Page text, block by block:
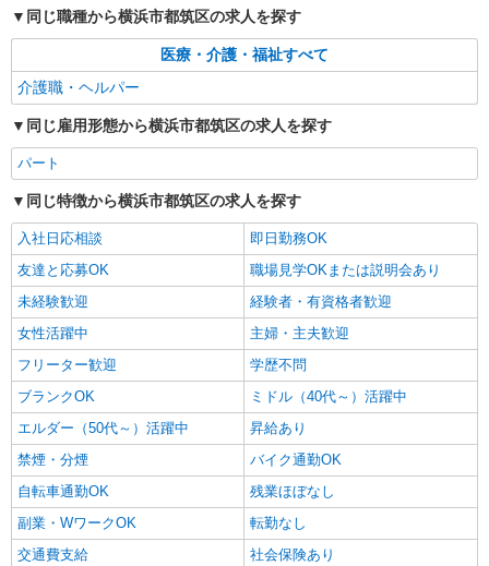
同じ職種から横浜市都筑区の求人を探す
医療・介護・福祉すべて
介護職・ヘルパー
同じ雇用形態から横浜市都筑区の求人を探す
パート
同じ特徴から横浜市都筑区の求人を探す
入社日応相談
即日勤務OK
友達と応募OK
職場見学OKまたは説明会あり
未経験歓迎
経験者・有資格者歓迎
女性活躍中
主婦・主夫歓迎
フリーター歓迎
学歴不問
ブランクOK
ミドル（40代～）活躍中
エルダー（50代～）活躍中
昇給あり
禁煙・分煙
バイク通勤OK
自転車通勤OK
残業ほぼなし
副業・WワークOK
転勤なし
交通費支給
社会保険あり